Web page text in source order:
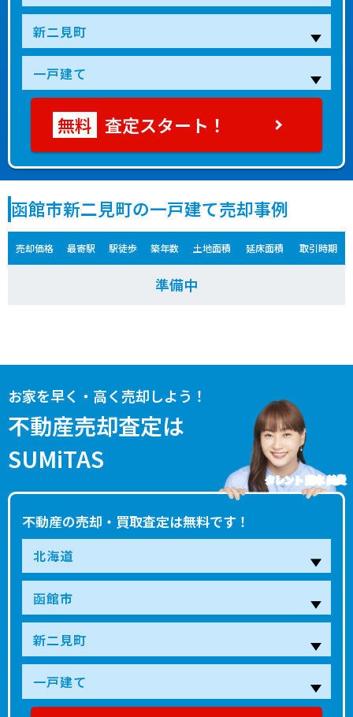
査定スタート！
函館市新二見町の一戸建て売却事例
売却価格 最寄駅 駅徒歩 築年数 土地面積 延床面積 取引時期
準備中
お家を早く・高く売却しよう！
不動産売却査定は
SUMiTAS
不動産の売却・買取査定は無料です！
タレント 藤本 美貴